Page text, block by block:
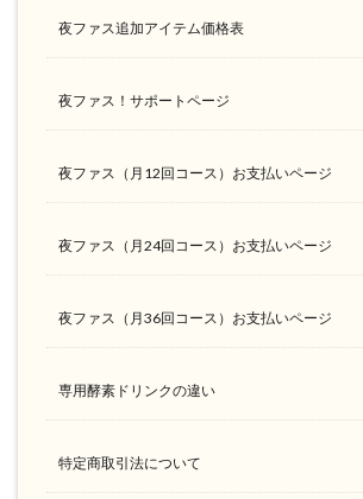
夜ファス追加アイテム価格表
夜ファス！サポートページ
夜ファス（月12回コース）お支払いページ
夜ファス（月24回コース）お支払いページ
夜ファス（月36回コース）お支払いページ
専用酵素ドリンクの違い
特定商取引法について